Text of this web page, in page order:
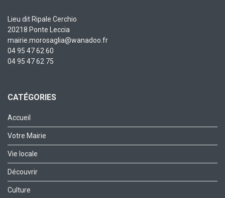
Lieu dit Ripale Cerchio
20218 Ponte Leccia
mairie.morosaglia@wanadoo.fr
04 95 47 62 60
04 95 47 62 75
CATÉGORIES
Accueil
Votre Mairie
Vie locale
Découvrir
Culture